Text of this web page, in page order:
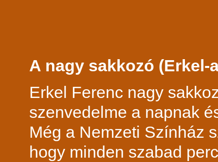
A nagy sakkozó (Erkel-
Erkel Ferenc nagy
szenvedelme a napnak
Még a Nemzeti Színház
hogy minden szabad